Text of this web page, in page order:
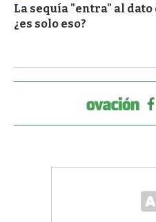
La sequía "entra" al
¿es solo eso?